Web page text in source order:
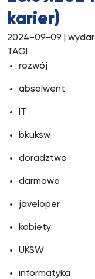
karier)
2024-09-09 |
TAGI
rozwój
absolwent
IT
bkuksw
doradztwo
darmowe
javeloper
kobiety
UKSW
informatyka